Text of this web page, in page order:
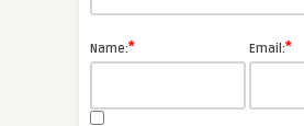
Name:* Email:*